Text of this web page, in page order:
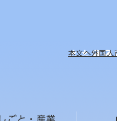
本文へ外国
ごと・産業